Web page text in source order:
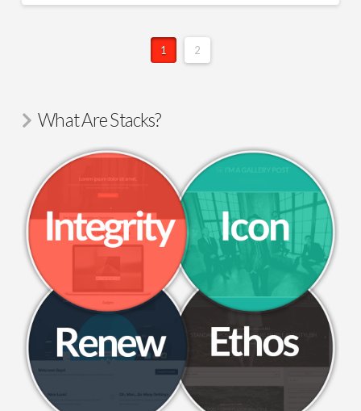
1 2
What Are Stacks?